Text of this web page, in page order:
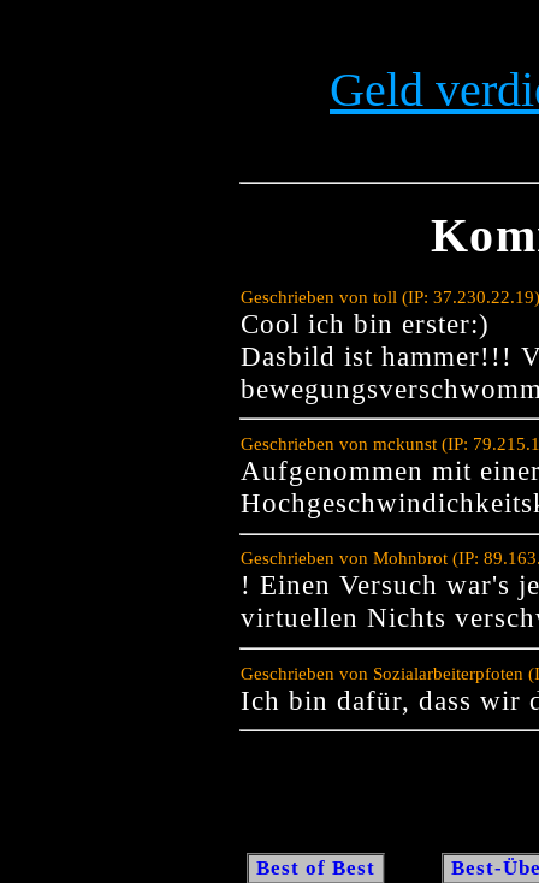
Geld
Geschrieben von toll (IP:
Cool ich bin erster:)
Dasbild ist hammer!!!
Geschrieben von mckunst (IP:
Aufgenommen mit
Geschrieben von Mohnbrot (IP:
! Einen Versuch war's
virtuellen Nichts
Geschrieben von Sozialarbeiterpfoten
Ich bin dafür, dass wir
Best of Best Best-